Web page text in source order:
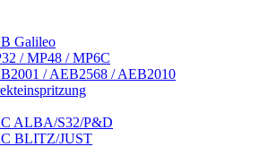
Galileo
/ MP48 / MP6C
/ AEB2568 / AEB2010
ALBA/S32/P&D
BLITZ/JUST